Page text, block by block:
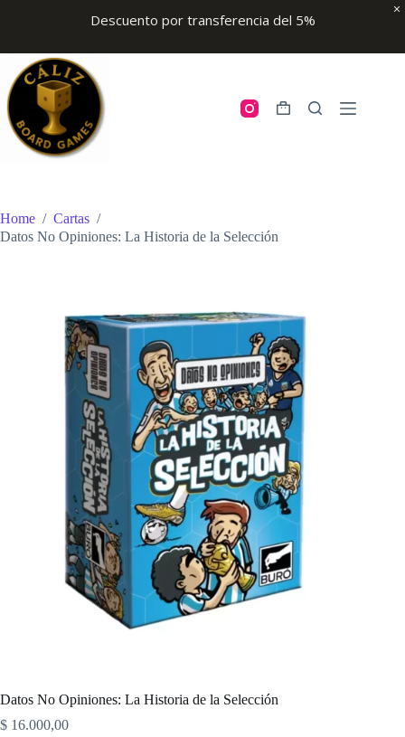
Descuento por transferencia del 5%
content
Shopping
Home / Cartas /
Datos No Opiniones: La Historia de la Selección
Datos No Opiniones: La Historia de la Selección
$ 16.000,00